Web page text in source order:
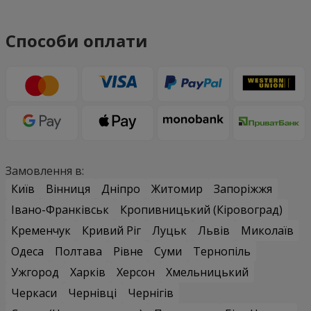
Способи оплати
Замовлення в:
Київ
Вінниця Дніпро Житомир
Запоріжжя
Івано-Франківськ
Кропивницький (Кіровоград)
Кременчук
Кривий Ріг Луцьк Львів
Миколаїв
Одеса
Полтава Рівне Суми
Тернопіль
Ужгород
Харків Херсон
Хмельницький
Черкаси
Чернівці
Чернігів